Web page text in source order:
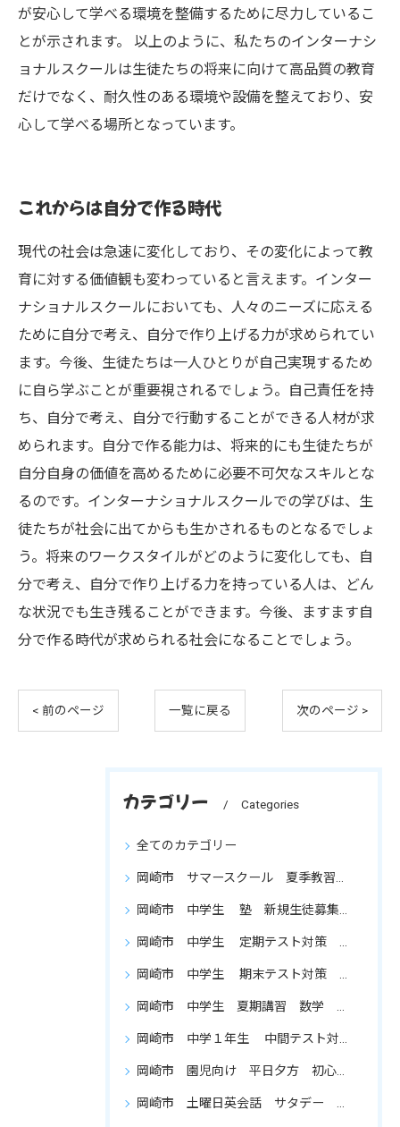
が安心して学べる環境を整備するために尽力しているこ
とが示されます。 以上のように、私たちのインターナシ
ョナルスクールは生徒たちの将来に向けて高品質の教育
だけでなく、耐久性のある環境や設備を整えており、安
心して学べる場所となっています。
これからは自分で作る時代
現代の社会は急速に変化しており、その変化によって教
育に対する価値観も変わっていると言えます。インター
ナショナルスクールにおいても、人々のニーズに応える
ために自分で考え、自分で作り上げる力が求められてい
ます。今後、生徒たちは一人ひとりが自己実現するため
に自ら学ぶことが重要視されるでしょう。自己責任を持
ち、自分で考え、自分で行動することができる人材が求
められます。自分で作る能力は、将来的にも生徒たちが
自分自身の価値を高めるために必要不可欠なスキルとな
るのです。インターナショナルスクールでの学びは、生
徒たちが社会に出てからも生かされるものとなるでしょ
う。将来のワークスタイルがどのように変化しても、自
分で考え、自分で作り上げる力を持っている人は、どん
な状況でも生き残ることができます。今後、ますます自
分で作る時代が求められる社会になることでしょう。
< 前のページ 一覧に戻る 次のページ >
カテゴリー Categories
全てのカテゴリー
岡崎市 サマースクール 夏季教習 小学生 国語 算数 英語 復習 英語が分からない
岡崎市 中学生 塾 新規生徒募集 集団授業 パソコン学習
岡崎市 中学生 定期テスト対策 新規生徒募集
岡崎市 中学生 期末テスト対策 新規生徒募集
岡崎市 中学生 夏期講習 数学 英語 通い放題 復習を重点的に
岡崎市 中学１年生 中間テスト対策 新規生徒募集
岡崎市 園児向け 平日夕方 初心者向け 英会話クラス
岡崎市 土曜日英会話 サタデー インターナショナルスクール